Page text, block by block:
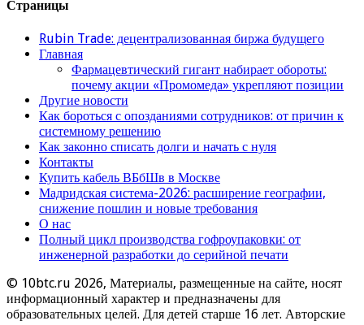
Страницы
Rubin Trade: децентрализованная биржа будущего
Главная
Фармацевтический гигант набирает обороты:
почему акции «Промомеда» укрепляют позиции
Другие новости
Как бороться с опозданиями сотрудников: от причин к
системному решению
Как законно списать долги и начать с нуля
Контакты
Купить кабель ВБбШв в Москве
Мадридская система-2026: расширение географии,
снижение пошлин и новые требования
О нас
Полный цикл производства гофроупаковки: от
инженерной разработки до серийной печати
© 10btc.ru 2026, Материалы, размещенные на сайте, носят
информационный характер и предназначены для
образовательных целей. Для детей старше 16 лет. Авторские